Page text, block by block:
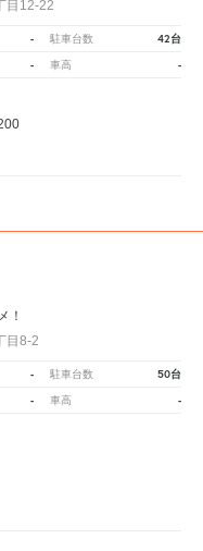
目12-22
- 駐車台数 42台
- 車高 -
！
目8-2
- 駐車台数 50台
- 車高 -